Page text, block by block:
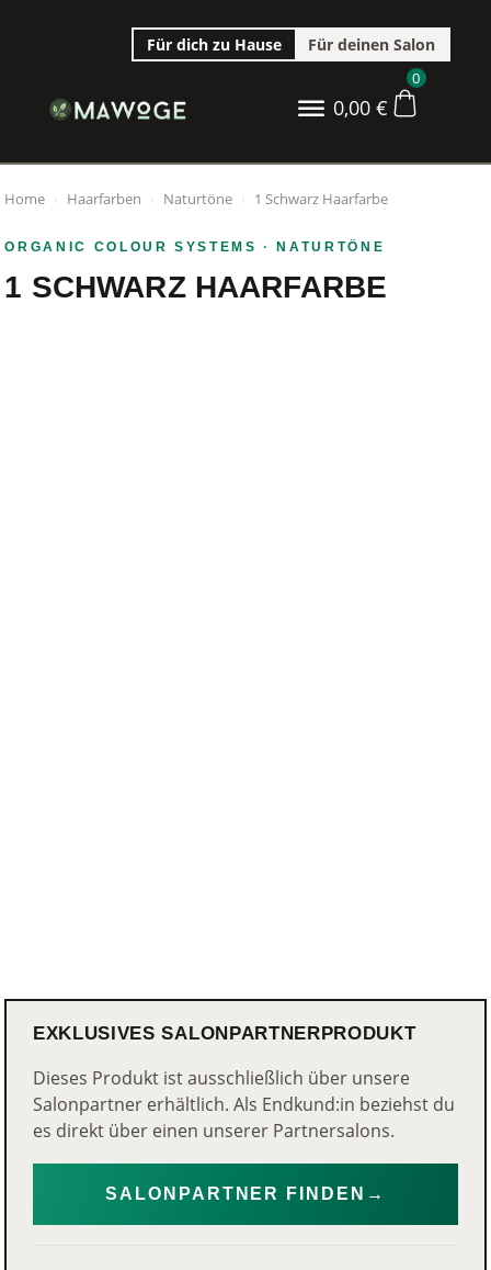
Für dich zu Hause Für deinen Salon
0,00 €
0
Home › Haarfarben › Naturtöne › 1 Schwarz Haarfarbe
ORGANIC COLOUR SYSTEMS · NATURTÖNE
1 SCHWARZ HAARFARBE
EXKLUSIVES SALONPARTNERPRODUKT
Dieses Produkt ist ausschließlich über unsere
Salonpartner erhältlich. Als Endkund:in beziehst du
es direkt über einen unserer Partnersalons.
SALONPARTNER FINDEN →